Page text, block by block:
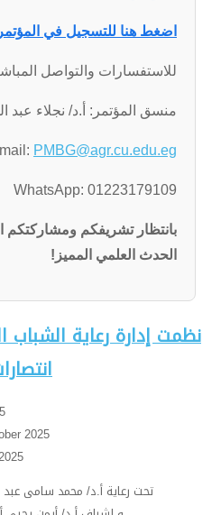
اضغط هنا للتسجيل في المؤتمر
للاستفسارات والتواصل
منسق المؤتمر: أ.د/ نجلاء عبد
PMBG@agr.cu.edu.eg
WhatsApp: 01223179109
بانتظار تشريفكم ومشاركتكم
الحدث العلمي المميز!
نظمت إدارة رعاية
انتصارات حرب
2025
تحت رعاية أ.د/ محمد سامى